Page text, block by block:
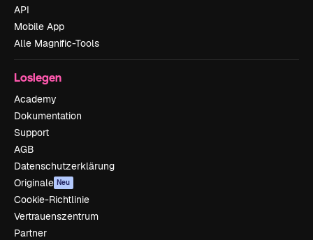
API
Mobile App
Alle Magnific-Tools
Loslegen
Academy
Dokumentation
Support
AGB
Datenschutzerklärung
Originale Neu
Cookie-Richtlinie
Vertrauenszentrum
Partner